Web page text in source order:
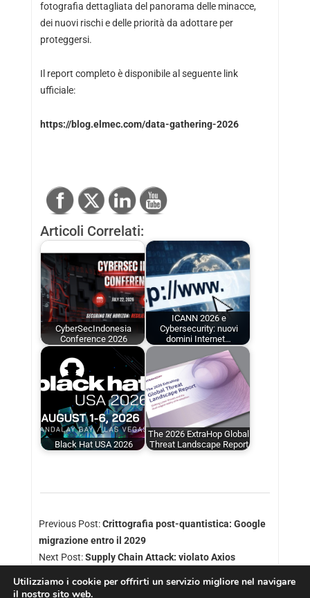
fotografia dettagliata del panorama delle minacce,
dei nuovi rischi e delle priorità da adottare per
proteggersi.
Il report completo è disponibile al seguente link
ufficiale:
https://blog.elmec.com/data-gathering-2026
Articoli Correlati:
CyberSecIndonesia
Conference 2026
ICANN 2026 e
Cybersecurity: nuovi
domini Internet…
Black Hat USA 2026
The 2026 ExtraHop Global
Threat Landscape Report
Previous Post:Crittografia post-quantistica: Google
migrazione entro il 2029
Next Post:Supply Chain Attack: violato Axios
Utilizziamo i cookie per offrirti un servizio migliore nel navigare
il nostro sito web.